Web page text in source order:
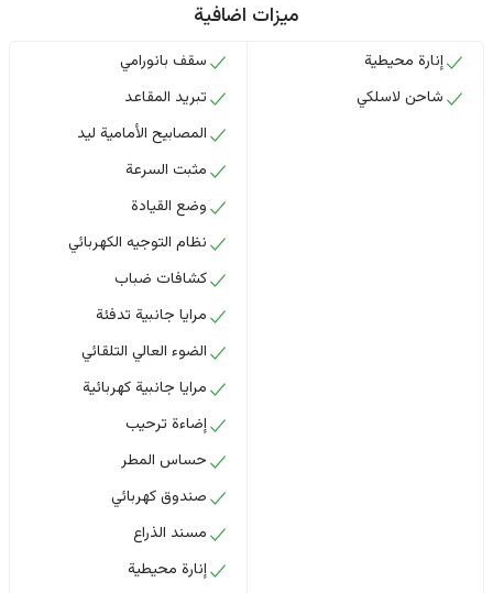
ميزات اضافية
إنارة محيطية
شاحن لاسلكي
سقف بانورامي
تبريد المقاعد
المصابيح الأمامية ليد
مثبت السرعة
وضع القيادة
نظام التوجيه الكهربائي
كشافات ضباب
مرايا جانبية تدفئة
الضوء العالي التلقائي
مرايا جانبية كهربائية
إضاءة ترحيب
حساس المطر
صندوق كهربائي
مسند الذراع
إنارة محيطية